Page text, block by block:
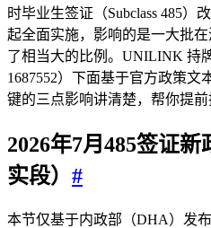
时毕业生签证（Subclass 485）
起全面实施，影响的是一大批
了相当大的比例。UNILINK 持
1687552）下面基于官方政策文
键的三点影响讲清楚，帮你提
2026年7月485签证
实段） #
本节仅基于内政部（DHA）发